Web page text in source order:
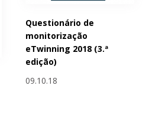
Questionário de
monitorização
eTwinning 2018 (3.ª
edição)
09.10.18